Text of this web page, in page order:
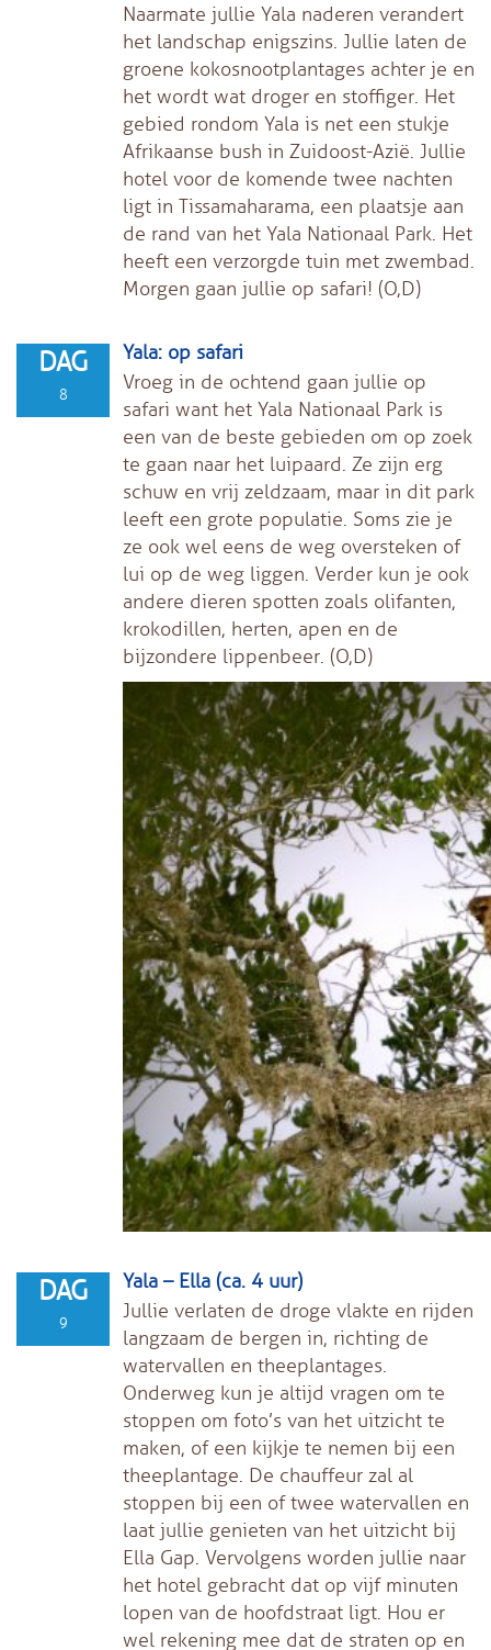
Naarmate jullie Yala naderen verandert
het landschap enigszins. Jullie laten de
groene kokosnootplantages achter je en
het wordt wat droger en stoffiger. Het
gebied rondom Yala is net een stukje
Afrikaanse bush in Zuidoost-Azië. Jullie
hotel voor de komende twee nachten
ligt in Tissamaharama, een plaatsje aan
de rand van het Yala Nationaal Park. Het
heeft een verzorgde tuin met zwembad.
Morgen gaan jullie op safari! (O,D)
DAG
8
Yala: op safari
Vroeg in de ochtend gaan jullie op
safari want het Yala Nationaal Park is
een van de beste gebieden om op zoek
te gaan naar het luipaard. Ze zijn erg
schuw en vrij zeldzaam, maar in dit park
leeft een grote populatie. Soms zie je
ze ook wel eens de weg oversteken of
lui op de weg liggen. Verder kun je ook
andere dieren spotten zoals olifanten,
krokodillen, herten, apen en de
bijzondere lippenbeer. (O,D)
DAG
9
Yala – Ella (ca. 4 uur)
Jullie verlaten de droge vlakte en rijden
langzaam de bergen in, richting de
watervallen en theeplantages.
Onderweg kun je altijd vragen om te
stoppen om foto’s van het uitzicht te
maken, of een kijkje te nemen bij een
theeplantage. De chauffeur zal al
stoppen bij een of twee watervallen en
laat jullie genieten van het uitzicht bij
Ella Gap. Vervolgens worden jullie naar
het hotel gebracht dat op vijf minuten
lopen van de hoofdstraat ligt. Hou er
wel rekening mee dat de straten op en